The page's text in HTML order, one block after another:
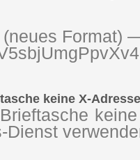
(neues Format)
keine X-
Dienst